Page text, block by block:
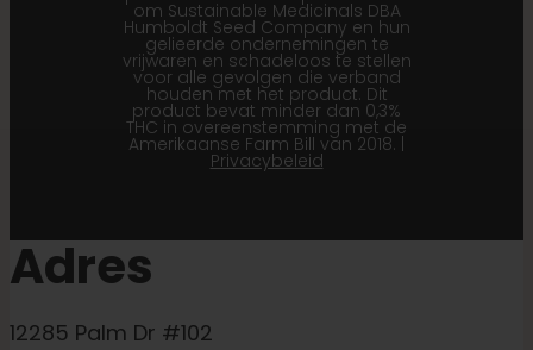
om Sustainable Medicinals DBA
Humboldt Seed Company en hun
gelieerde ondernemingen te
vrijwaren en schadeloos te stellen
voor alle gevolgen die verband
houden met het product. Dit
product bevat minder dan 0,3%
THC in overeenstemming met de
Amerikaanse Farm Bill van 2018. |
Privacybeleid
Adres
12285 Palm Dr #102